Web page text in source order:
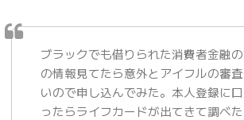
ブラックでも借りられた消費者金融
の情報見てたら意外とアイフルの審
いので申し込んでみた。本人登録に
ったらライフカードが出てきて調べ